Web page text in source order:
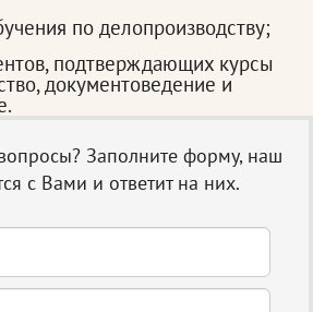
по делопроизводству;
подтверждающих курсы
документоведение и
Заполните форму, наш
с Вами и ответит на них.